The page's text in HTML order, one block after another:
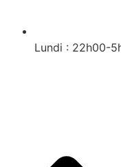
Lundi : 22h00-